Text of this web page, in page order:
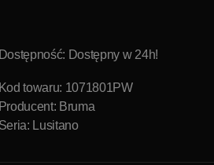
Dostępność: Dostępny w 24h!
Kod towaru: 1071801PW
Producent: Bruma
Seria: Lusitano